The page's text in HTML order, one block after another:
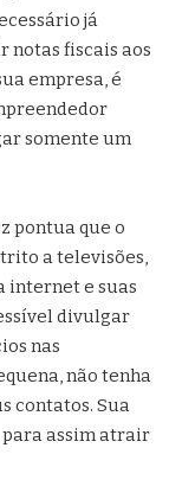
já
notas fiscais aos
empresa, é
somente um
pontua que o
a televisões,
internet e suas
divulgar
nas
não tenha
contatos. Sua
para assim atrair